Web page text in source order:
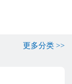
更多分类 >>